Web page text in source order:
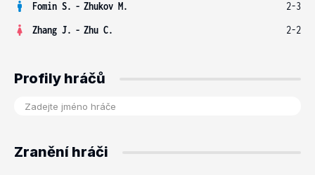
Fomin S. - Zhukov M.
2-3
Zhang J. - Zhu C. 2-2
Profily hráčů
Zranění hráči